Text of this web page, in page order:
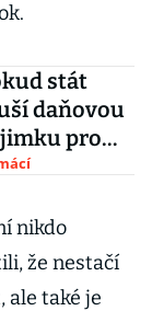
stát
daňovou
pro
firmy
nikdo
že nestačí
ale také je